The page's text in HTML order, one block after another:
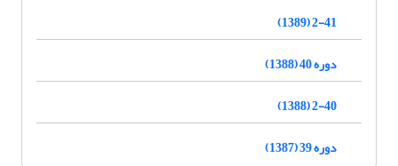
2-41 (1389)
دوره 40 (1388)
2-40 (1388)
دوره 39 (1387)